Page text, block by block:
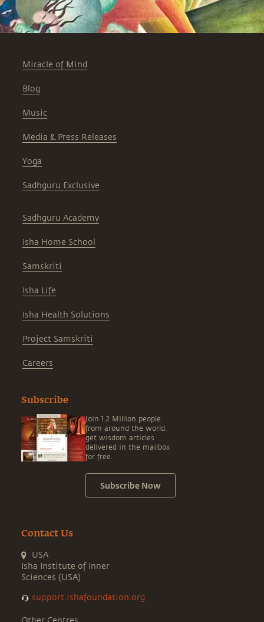
Miracle of Mind
Blog
Music
Media & Press Releases
Yoga
Sadhguru Exclusive
Sadhguru Academy
Isha Home School
Samskriti
Isha Life
Isha Health Solutions
Project Samskriti
Careers
Subscribe
Join 1.2 Million people
from around the world,
get wisdom articles
delivered in the mailbox
for free.
Subscribe Now
Contact Us
USA
Isha Institute of Inner
Sciences (USA)
support.ishafoundation.org